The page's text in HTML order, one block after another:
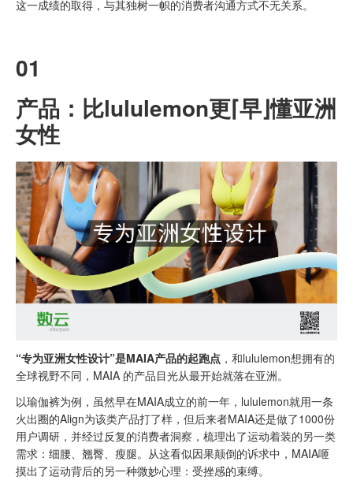
这一成绩的取得，与其独树一帜的消费者沟通方式不无关系。
01
产品：比lululemon更⌈早⌋懂亚洲
女性
“专为亚洲女性设计”是MAIA产品的起跑点 ，和lululemon想拥有的
全球视野不同，MAIA 的产品目光从最开始就落在亚洲。
以瑜伽裤为例，虽然早在MAIA成立的前一年，lululemon就用一条
火出圈的Align为该类产品打了样，但后来者MAIA还是做了1000份
用户调研，并经过反复的消费者洞察，梳理出了运动着装的另一类
需求：细腰、翘臀、瘦腿。从这看似因果颠倒的诉求中，MAIA咂
摸出了运动背后的另一种微妙心理：受挫感的束缚。